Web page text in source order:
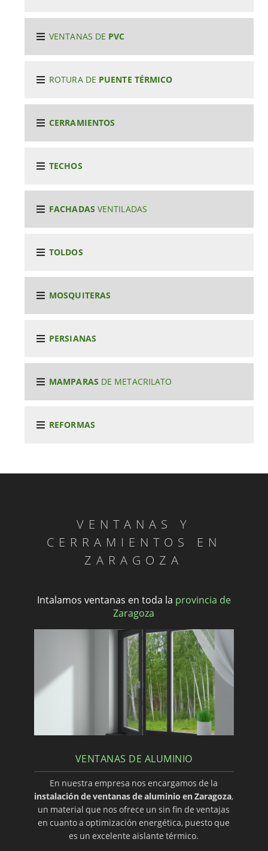
VENTANAS DE PVC
ROTURA DE PUENTE TÉRMICO
CERRAMIENTOS
TECHOS
FACHADAS VENTILADAS
TOLDOS
MOSQUITERAS
PERSIANAS
MAMPARAS DE METACRILATO
REFORMAS
VENTANAS Y
CERRAMIENTOS EN
ZARAGOZA
Intalamos ventanas en toda la provincia de
Zaragoza
VENTANAS DE ALUMINIO
En nuestra empresa nos encargamos de la
instalación de ventanas de aluminio en Zaragoza,
un material que nos ofrece un sin fin de ventajas
en cuanto a optimización energética, puesto que
es un excelente aislante térmico.